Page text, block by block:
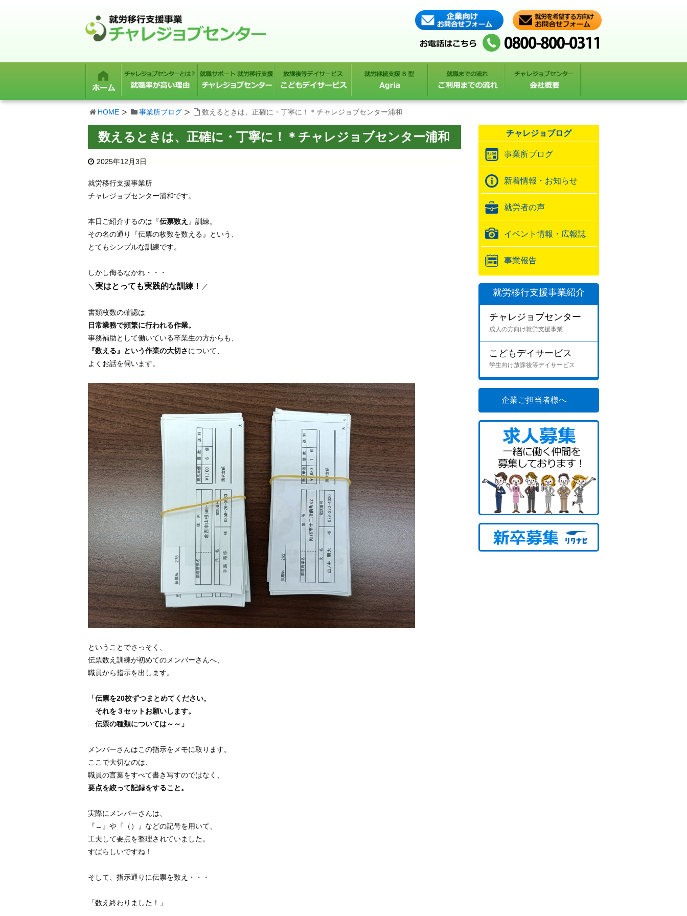
HOME 事業所ブログ 数えるときは、正確に・丁寧に！＊チャレジョブセンター浦和
数えるときは、正確に・丁寧に！＊チャレジョブセンター浦和
2025年12月3日
就労移行支援事業所
チャレジョブセンター浦和です。
本日ご紹介するのは『伝票数え 』訓練。
その名の通り『伝票の枚数を数える』という、
とてもシンプルな訓練です。
しかし侮るなかれ・・・
＼ 実はとっても実践的な訓練！ ／
書類枚数の確認は
日常業務で頻繁に行われる作業。
事務補助として働いている卒業生の方からも、
『数える』という作業の大切さについて、
よくお話を伺います。
ということでさっそく、
伝票数え訓練が初めてのメンバーさんへ、
職員から指示を出します。
「伝票を20枚ずつまとめてください。
それを３セットお願いします。
伝票の種類については～～」
メンバーさんはこの指示をメモに取ります。
ここで大切なのは、
職員の言葉をすべて書き写すのではなく、
要点を絞って記録をすること。
実際にメンバーさんは、
『→』や『（）』などの記号を用いて、
工夫して要点を整理されていました。
すばらしいですね！
そして、指示通りに伝票を数え・・・
「数え終わりました！」
チャレジョブログ
事業所ブログ
新着情報・お知らせ
就労者の声
イベント情報・広報誌
事業報告
就労移行支援事業紹介
チャレジョブセンター
成人の方向け就労支援事業
こどもデイサービス
学生向け放課後等デイサービス
企業ご担当者様へ